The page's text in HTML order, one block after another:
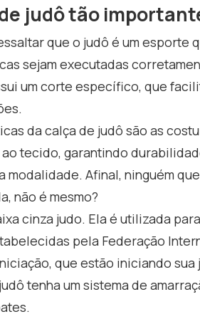
judô tão
que o judô é um esporte
sejam executadas
um corte específico, que
da calça de judô são as
tecido, garantindo
modalidade. Afinal, ninguém
não é mesmo?
cinza judo. Ela é utilizada
pela Federação
que estão iniciando
tenha um sistema de